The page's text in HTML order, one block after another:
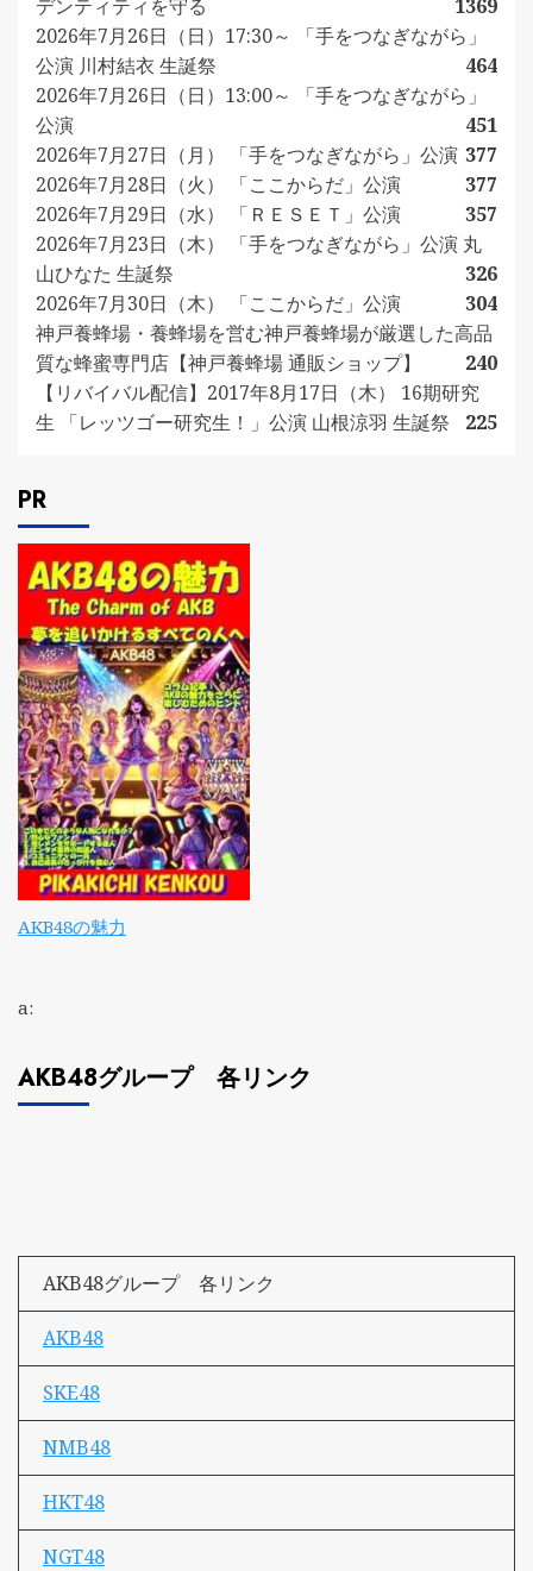
デンティティを守る
1369
2026年7月26日（日）17:30～ 「手をつなぎながら」
公演 川村結衣 生誕祭
464
2026年7月26日（日）13:00～ 「手をつなぎながら」
公演
451
2026年7月27日（月） 「手をつなぎながら」公演 377
2026年7月28日（火） 「ここからだ」公演
377
2026年7月29日（水） 「ＲＥＳＥＴ」公演
357
2026年7月23日（木） 「手をつなぎながら」公演 丸
山ひなた 生誕祭
326
2026年7月30日（木） 「ここからだ」公演
304
神戸養蜂場・養蜂場を営む神戸養蜂場が厳選した高品
質な蜂蜜専門店【神戸養蜂場 通販ショップ】
240
【リバイバル配信】2017年8月17日（木） 16期研究
生 「レッツゴー研究生！」公演 山根涼羽 生誕祭
225
PR
AKB48の魅力
a:
AKB48グループ 各リンク
AKB48グループ 各リンク
AKB48
SKE48
NMB48
HKT48
NGT48